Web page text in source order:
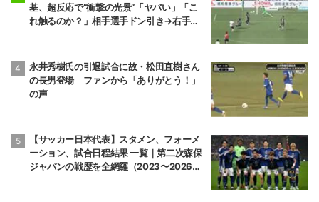
基、超反応で“衝撃の光景”「ヤバい」「こ
れ触るのか？」相手選手ドン引き→右手一
永井秀樹氏の引退試合に故・松田直樹さん
の長男登場 ファンから「ありがとう！」
の声
【サッカー日本代表】スタメン、フォーメ
ーション、試合日程結果 一覧｜第二次森保
ジャパンの戦歴を全網羅（2023〜2026